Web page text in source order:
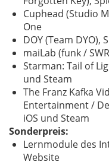
Cuphead (Studio
One
DOY (Team DYO),
maiLab (funk /
Starman: Tail of
und Steam
The Franz Kafka
Entertainment /
iOS und Steam
Sonderpreis:
Lernmodule des
Website